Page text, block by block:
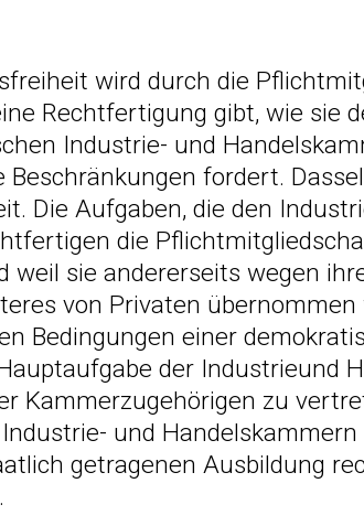
wird durch die
Rechtfertigung gibt, wie sie
Industrie- und
Beschränkungen fordert.
Die Aufgaben, die den
die
weil sie andererseits wegen
von Privaten
Bedingungen einer
der Industrieund
Kammerzugehörigen zu
und
getragenen Ausbildung